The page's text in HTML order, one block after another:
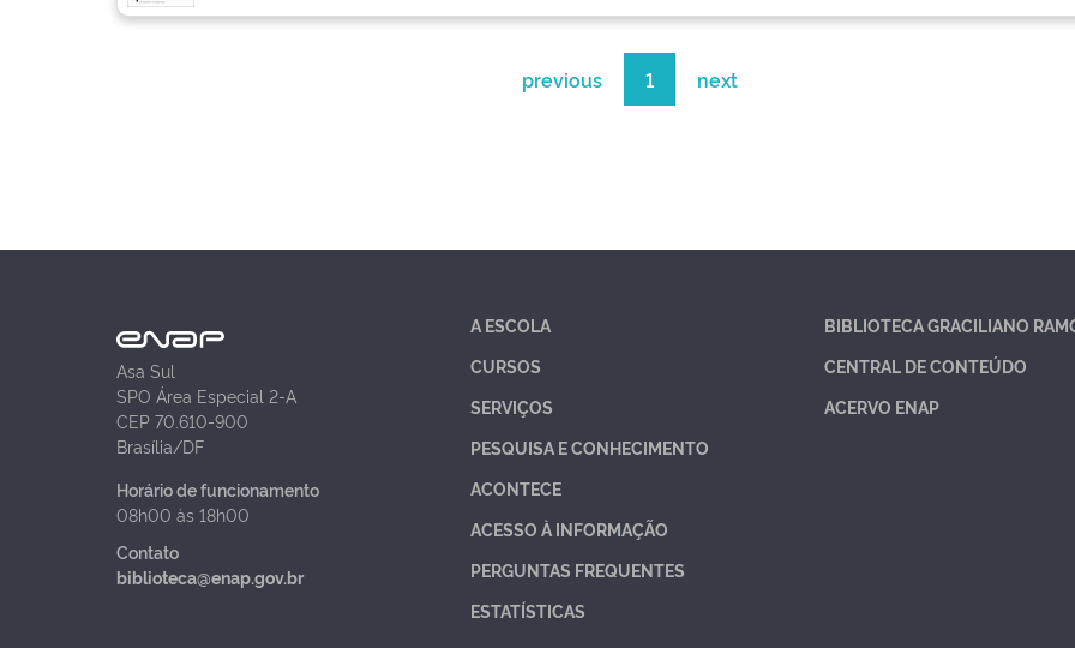
previous 1 next
Asa Sul
SPO Área Especial 2-A
CEP 70.610-900
Brasília/DF
Horário de funcionamento
08h00 às 18h00
Contato
biblioteca@enap.gov.br
A ESCOLA
CURSOS
SERVIÇOS
PESQUISA E CONHECIMENTO
ACONTECE
ACESSO À INFORMAÇÃO
PERGUNTAS FREQUENTES
ESTATÍSTICAS
BIBLIOTECA GRACILIANO
CENTRAL DE CONTEÚDO
ACERVO ENAP